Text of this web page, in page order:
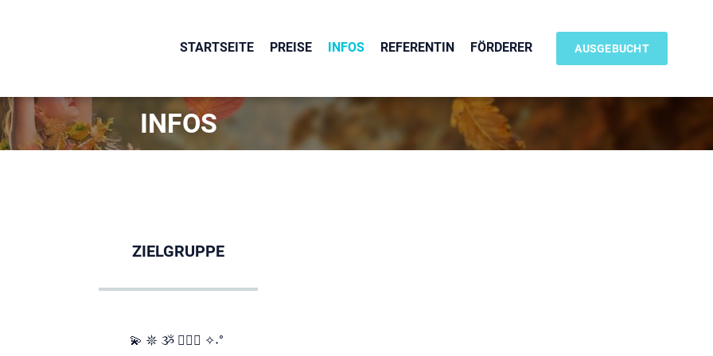
STARTSEITE PREISE INFOS REFERENTIN FÖRDERER AUSGEBUCHT
INFOS
ZIELGRUPPE
💫 𖤓 ૐ 🧘🏻‍♀️ ✧˖°